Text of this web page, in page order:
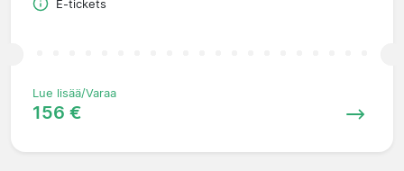
E-tickets
Lue lisää/Varaa
156 €